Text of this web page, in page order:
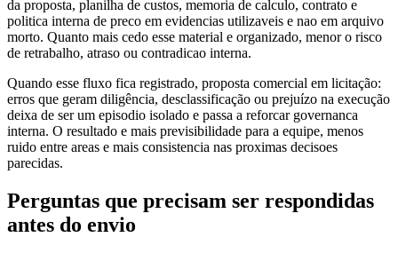
da proposta, planilha de custos, memoria de calculo, contrato e
politica interna de preco em evidencias utilizaveis e nao em arquivo
morto. Quanto mais cedo esse material e organizado, menor o risco
de retrabalho, atraso ou contradicao interna.
Quando esse fluxo fica registrado, proposta comercial em licitação:
erros que geram diligência, desclassificação ou prejuízo na execução
deixa de ser um episodio isolado e passa a reforcar governanca
interna. O resultado e mais previsibilidade para a equipe, menos
ruido entre areas e mais consistencia nas proximas decisoes
parecidas.
Perguntas que precisam ser respondidas
antes do envio